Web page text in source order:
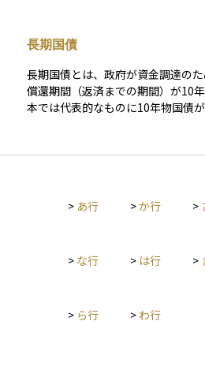
データより）。ただし、格付はあく
あります。 そのため、市場ではよりリアルタイムなリスク指標
として、同年限の国債利回りとの
ドが重視されます。これは「市場
らに、クレジット・デフォルト・
ています。 こうしたリスクに備えるうえでの基本は、ポートフ
全体に与える影響を抑えることが
のシフトやデュレーションの短縮
元本割れとなることがあり、中途換
そのため、資産運用を行う際は、
事前に考え、無理のない期間で運
換金は「お金を引き出す自由度」
考える上で重要な概念です。
長期国債
長期国債とは、政府が資金調達のた
償還期間（返済までの期間）が10
本では代表的なものに10年物国債
います。 金利水準や経済政策の影響を受けやすく、金利が上が
価動向を反映するため、金融市場
基本的な資産の一つです。
> あ行 >か行 >
> な行 > は行 >
> ら行 > わ行